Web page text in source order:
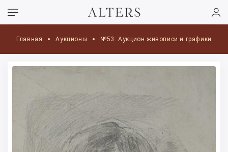
Главная Аукционы №53. Аукцион живописи и графики